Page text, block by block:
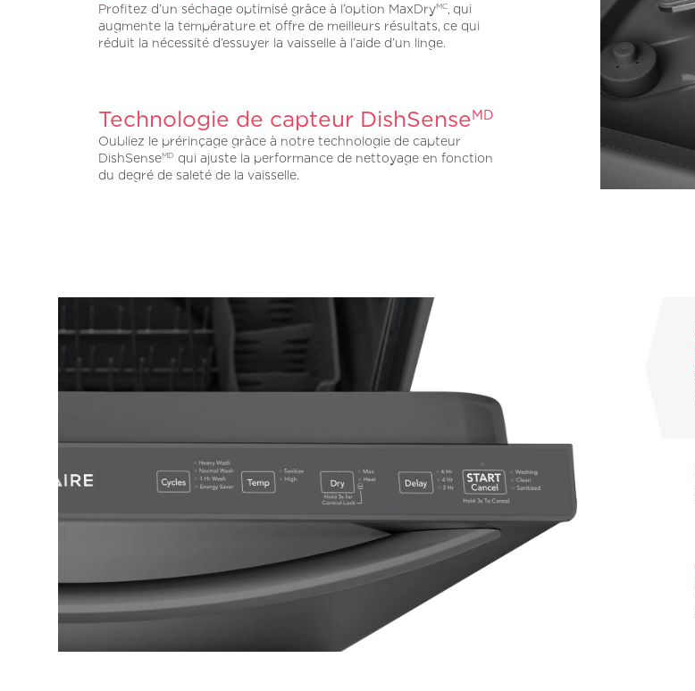
Profitez d’un séchage optimisé grâce à l’option MaxDryMC
, qui
augmente la température et offre de meilleurs résultats, ce qui
réduit la nécessité d’essuyer la vaisselle à l’aide d’un linge.
Technologie de capteur DishSense MD
Oubliez le prérinçage grâce à notre technologie de capteur
DishSenseMD
qui ajuste la performance de nettoyage en fonction
du degré de saleté de la vaisselle.